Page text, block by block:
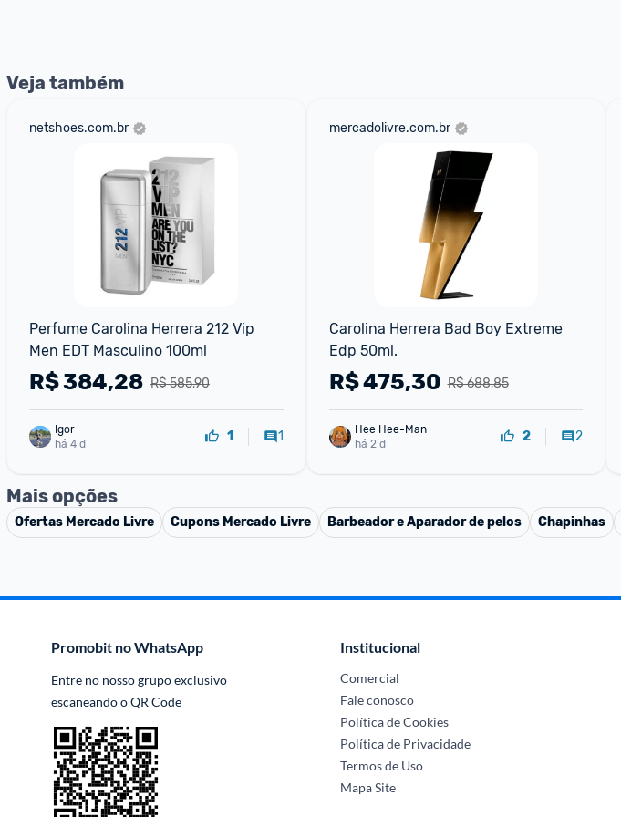
Veja também
netshoes.com.br
Perfume Carolina Herrera 212 Vip
Men EDT Masculino 100ml
R$ 585,90
R$384,28
Igor
há 4 d
1 1
mercadolivre.com.br
Carolina Herrera Bad Boy Extreme
Edp 50ml.
R$ 688,85
R$475,30
Hee Hee-Man
há 2 d
2 2
Mais opções
Ofertas Mercado Livre Cupons Mercado Livre Barbeador e Aparador de pelos Chapinhas
Promobit no WhatsApp
Entre no nosso grupo exclusivo
escaneando o QR Code
Institucional
Comercial
Fale conosco
Política de Cookies
Política de Privacidade
Termos de Uso
Mapa Site